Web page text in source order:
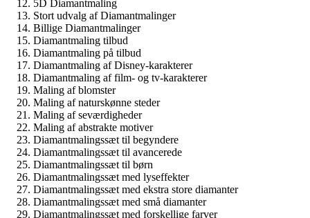
5D Diamantmaling
Stort udvalg af Diamantmalinger
Billige Diamantmalinger
Diamantmaling tilbud
Diamantmaling på tilbud
Diamantmaling af Disney-karakterer
Diamantmaling af film- og tv-karakterer
Maling af blomster
Maling af naturskønne steder
Maling af seværdigheder
Maling af abstrakte motiver
Diamantmalingssæt til begyndere
Diamantmalingssæt til avancerede
Diamantmalingssæt til børn
Diamantmalingssæt med lyseffekter
Diamantmalingssæt med ekstra store diamanter
Diamantmalingssæt med små diamanter
Diamantmalingssæt med forskellige farver